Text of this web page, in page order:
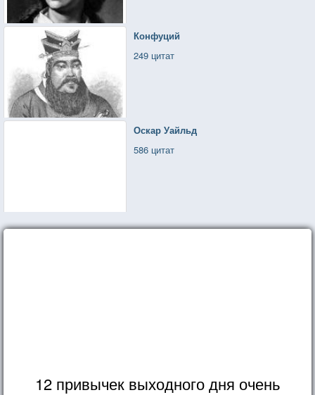
Конфуций
249 цитат
Оскар Уайльд
586 цитат
12 привычек выходного дня очень